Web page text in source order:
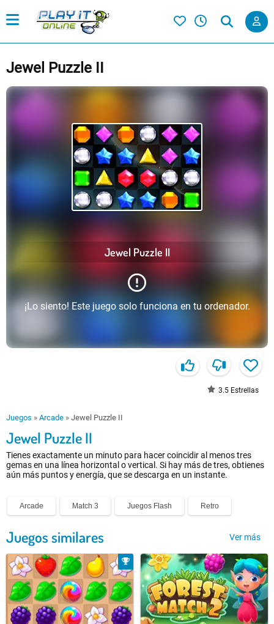
Jewel Puzzle II
Jewel Puzzle II
¡Lo siento! Este juego solo funciona en tu ordenador.
3.5 Estrellas
Juegos » Arcade » Jewel Puzzle II
Jewel Puzzle II
Tienes exactamente un minuto para hacer coincidir al menos tres
gemas en una línea horizontal o vertical. Si hay más de tres, obtienes
aún más puntos y energía, que se descarga en un instante.
Arcade Match 3 Juegos Flash Retro
Juegos similares Ver más